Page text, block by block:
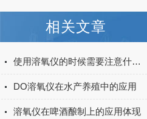
相关文章
使用溶氧仪的时候需要注意什么？
DO溶氧仪在水产养殖中的应用
溶氧仪在啤酒酿制上的应用体现